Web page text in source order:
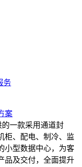
务
案
一款采用通道封
柜、配电、制冷、监
小型数据中心，为客
品及交付，全面提升